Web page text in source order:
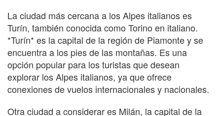
La ciudad más cercana a los Alpes italianos es
Turín, también conocida como Torino en italiano.
*Turín* es la capital de la región de Piamonte y se
encuentra a los pies de las montañas. Es una
opción popular para los turistas que desean
explorar los Alpes italianos, ya que ofrece
conexiones de vuelos internacionales y nacionales.
Otra ciudad a considerar es Milán, la capital de la